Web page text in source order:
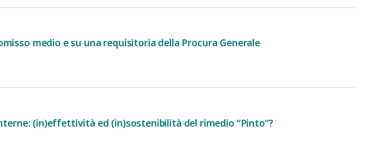
medio e su una requisitoria della Procura Generale
(in)effettività ed (in)sostenibilità del rimedio “Pinto”?